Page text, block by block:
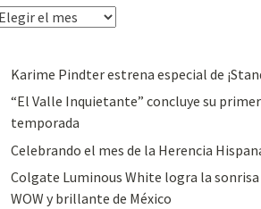
Karime Pindter estrena especial de
“El Valle Inquietante” concluye su
temporada
Celebrando el mes de la Herencia
Colgate Luminous White logra la sonrisa
WOW y brillante de México